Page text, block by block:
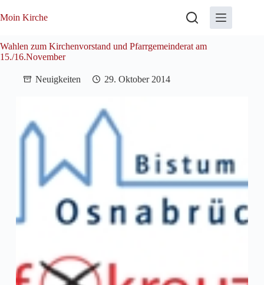
Inhalt
Moin Kirche
Wahlen zum Kirchenvorstand und Pfarrgemeinderat am
15./16.November
Neuigkeiten 29. Oktober 2014